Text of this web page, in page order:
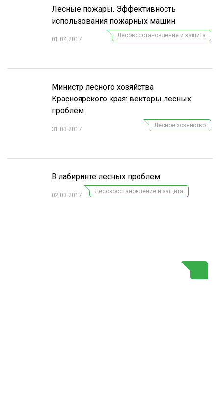
Лесные пожары. Эффективность
использования пожарных машин
01.04.2017
Лесовосстановление и защита
Министр лесного хозяйства
Красноярского края: векторы лесных
проблем
31.03.2017
Лесное хозяйство
В лабиринте лесных проблем
02.03.2017
Лесовосстановление и защита